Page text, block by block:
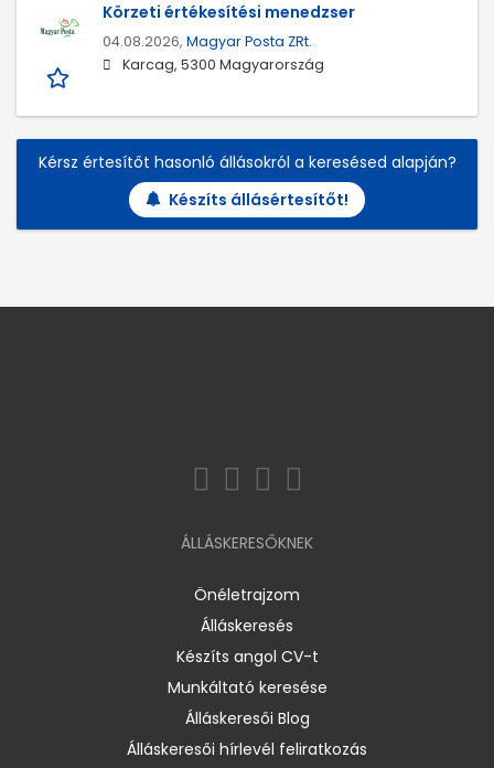
Körzeti értékesítési menedzser
04.08.2026, Magyar Posta ZRt.
Karcag, 5300 Magyarország
Kérsz értesítőt hasonló állásokról a keresésed alapján?
Készíts állásértesítőt!
ÁLLÁSKERESŐKNEK
Önéletrajzom
Álláskeresés
Készíts angol CV-t
Munkáltató keresése
Álláskeresői Blog
Álláskeresői hírlevél feliratkozás